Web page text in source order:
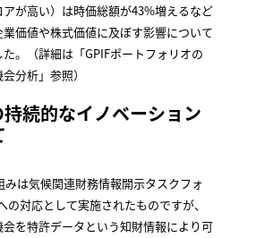
が高い）は時価総額が43%増えるなど
価値や株式価値に及ぼす影響について
。（詳細は「GPIFポートフォリオの
分析」参照）
続的なイノベーション
みは気候関連財務情報開示タスクフォ
の対応として実施されたものですが、
を特許データという知財情報により可